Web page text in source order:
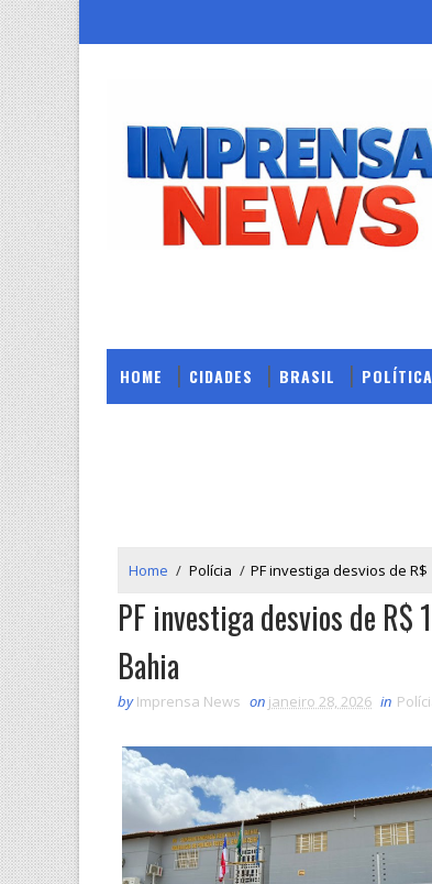
HOME CIDADES BRASIL POLÍTICA
Home / Polícia / PF investiga desvios de
PF investiga desvios de R$
Bahia
by Imprensa News on janeiro 28, 2026 in